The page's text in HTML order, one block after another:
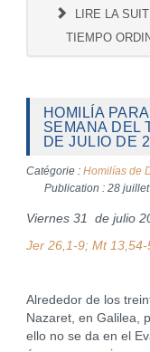
LIRE LA
TIEMPO
HOMILÍA
SEMANA DEL
DE JULIO DE
Catégorie : Homilías de
Publication : 28
Viernes 31 de julio
Jer 26,1-9; Mt 13,54-
Alrededor de los
Nazaret, en Galilea,
ello no se da en el